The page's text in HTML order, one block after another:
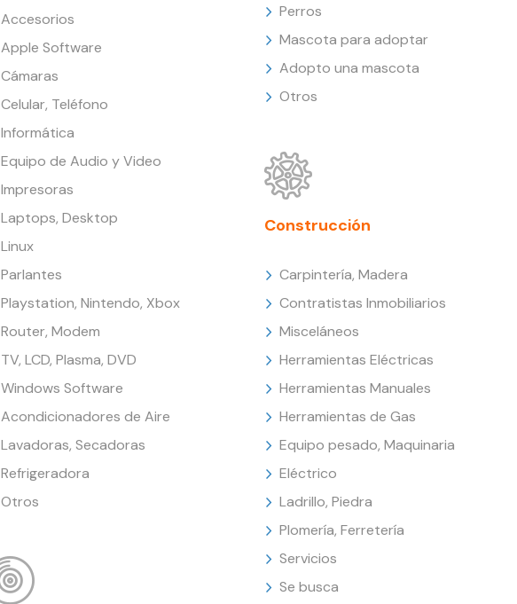
Accesorios
Apple Software
Cámaras
Celular, Teléfono
Informática
Equipo de Audio y Video
Impresoras
Laptops, Desktop
Linux
Parlantes
Playstation, Nintendo, Xbox
Router, Modem
TV, LCD, Plasma, DVD
Windows Software
Acondicionadores de Aire
Lavadoras, Secadoras
Refrigeradora
Otros
Perros
Mascota para adoptar
Adopto una mascota
Otros
Construcción
Carpintería, Madera
Contratistas Inmobiliarios
Misceláneos
Herramientas Eléctricas
Herramientas Manuales
Herramientas de Gas
Equipo pesado, Maquinaria
Eléctrico
Ladrillo, Piedra
Plomería, Ferretería
Servicios
Se busca